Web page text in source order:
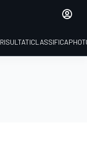
RISULTATICLASSIFICA